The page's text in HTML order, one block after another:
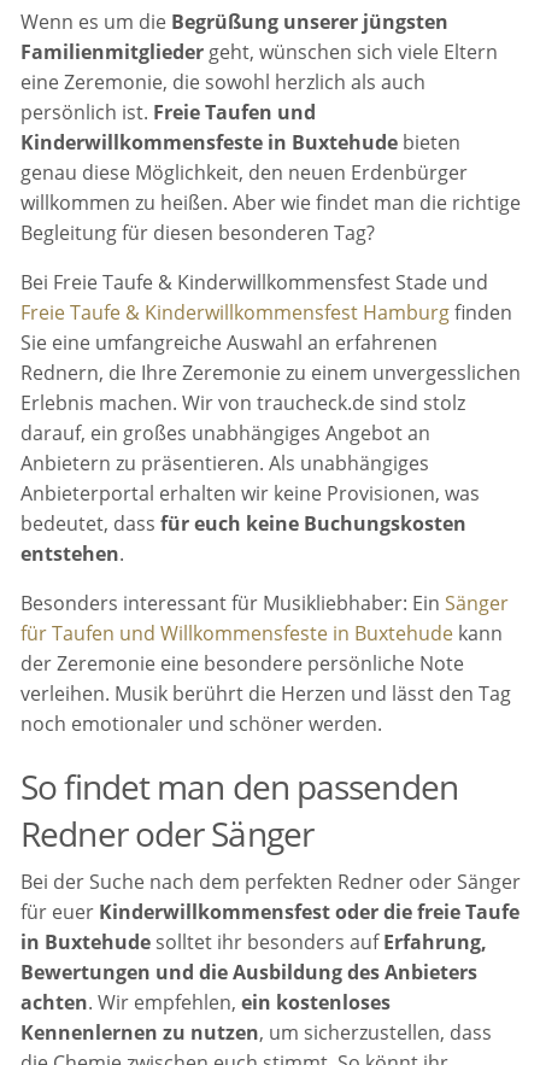
Wenn es um die Begrüßung unserer jüngsten
Familienmitglieder geht, wünschen sich viele Eltern
eine Zeremonie, die sowohl herzlich als auch
persönlich ist. Freie Taufen und
Kinderwillkommensfeste in Buxtehude bieten
genau diese Möglichkeit, den neuen Erdenbürger
willkommen zu heißen. Aber wie findet man die richtige
Begleitung für diesen besonderen Tag?
Bei Freie Taufe & Kinderwillkommensfest Stade und
Freie Taufe & Kinderwillkommensfest Hamburgfinden
Sie eine umfangreiche Auswahl an erfahrenen
Rednern, die Ihre Zeremonie zu einem unvergesslichen
Erlebnis machen. Wir von traucheck.de sind stolz
darauf, ein großes unabhängiges Angebot an
Anbietern zu präsentieren. Als unabhängiges
Anbieterportal erhalten wir keine Provisionen, was
bedeutet, dassfür euch keine Buchungskosten
entstehen.
Besonders interessant für Musikliebhaber: EinSänger
für Taufen und Willkommensfeste in Buxtehude kann
der Zeremonie eine besondere persönliche Note
verleihen. Musik berührt die Herzen und lässt den Tag
noch emotionaler und schöner werden.
So findet man den passenden
Redner oder Sänger
Bei der Suche nach dem perfekten Redner oder Sänger
für euer Kinderwillkommensfest oder die freie Taufe
in Buxtehude solltet ihr besonders aufErfahrung,
Bewertungen und die Ausbildung des Anbieters
achten. Wir empfehlen,ein kostenloses
Kennenlernen zu nutzen, um sicherzustellen, dass